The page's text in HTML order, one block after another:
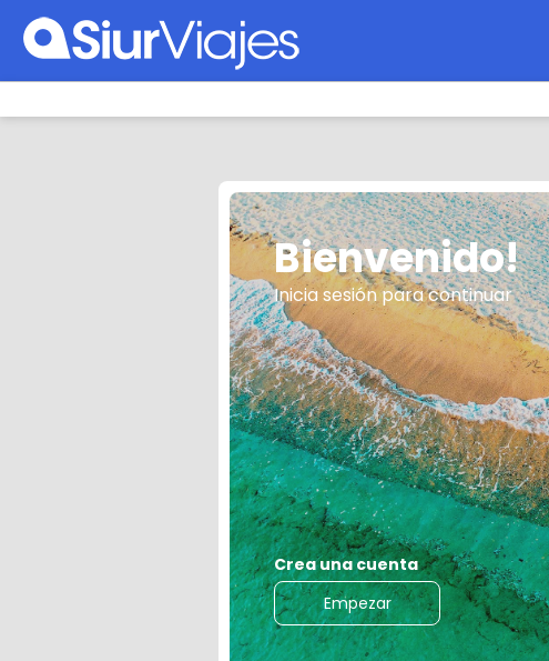
Bienvenido!
Inicia sesión para continuar
Crea una cuenta
Empezar